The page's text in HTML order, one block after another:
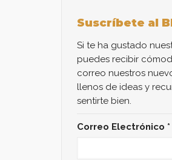
Suscríbete al
Si te ha gustado
puedes recibir
correo nuestros
llenos de ideas y
sentirte bien.
Correo Electrónico*